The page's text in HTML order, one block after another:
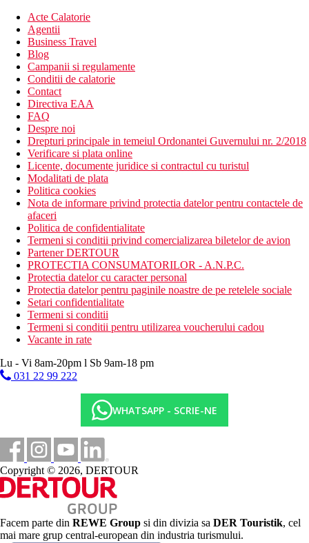
restaurant a la carte
Wi-Fi (gratuit)
piscina (sezlonguri, umbrele de soare si prosoape gratuite)
Descrierea plajei
plaja cu nisip si pietre
Activitati sportive gratuite
plaja
Activitati sportive contra cost
sauna
masaje
golf
Masa
Mic dejun
Mic dejun tip bufet
Demipensiune
Mic dejun sub forma de bufet, cina sub forma de meniu (3
feluri, optiune de a schimba cina cu pranz)
Categoria oficiala
4 stele
Nota
La hotel se percepe taxa turistica (2€/persoana de la 13 ani/zi,
max. 7 zile). Aceasta taxa nu este inclusa in pretul turului si
trebuie platita de catre client direct la receptia hotelului.
Sfera si calitatea serviciilor si activitatilor mentionate mai sus pot
fi afectate de introducerea unor eventuale masuri de igiena sau
antiepidemie in destinatia data.
Distanţe
200 m
Baruri/pub-uri
Centru turistic
Acte Calatorie
Agentii
Business Travel
Blog
Campanii si regulamente
Conditii de calatorie
Contact
Directiva EAA
FAQ
Despre noi
Drepturi principale in temeiul Ordonantei Guvernului nr. 2/2018
Verificare si plata online
Licente, documente juridice si contractul cu turistul
Modalitati de plata
Politica cookies
Nota de informare privind protectia datelor pentru contactele de
afaceri
Politica de confidentialitate
Termeni si conditii privind comercializarea biletelor de avion
Partener DERTOUR
PROTECTIA CONSUMATORILOR - A.N.P.C.
Protectia datelor cu caracter personal
Protectia datelor pentru paginile noastre de pe retelele sociale
Setari confidentialitate
Termeni si conditii
Termeni si conditii pentru utilizarea voucherului cadou
Vacante in rate
Lu - Vi 8am-20pm l Sb 9am-18 pm
031 22 99 222
WHATSAPP - SCRIE-NE
Copyright © 2026, DERTOUR
Facem parte din REWE Group si din divizia sa DER Touristik, cel
mai mare grup central-european din industria turismului.